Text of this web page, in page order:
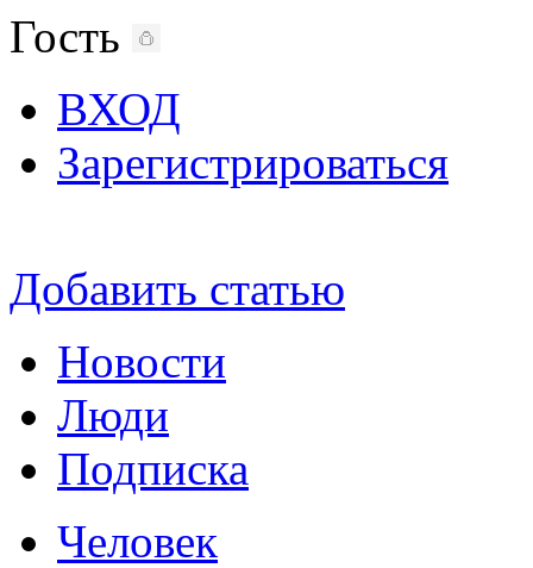
Гость
ВХОД
Зарегистрироваться
Добавить статью
Новости
Люди
Подписка
Человек